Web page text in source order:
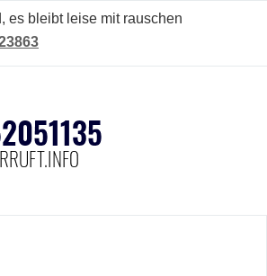
es bleibt leise mit rauschen